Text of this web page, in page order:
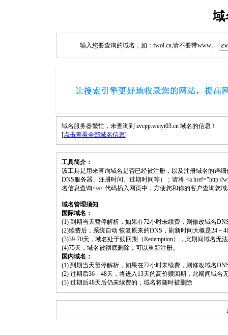
域
输入您要查询的域名，如：fwol.cn,请不要带www。
域名服务器繁忙，未查询到 zvcpp.weiyi03.cn 域名的信息！
[点击查看全部域名信息]
工具简介：
该工具是用来查询域名是否已经被注册，以及注册域名的详
DNS服务器、注册时间、过期时间等）；请将 <a href="http://
名信息查询</a> 代码插入网页中，方便您和你的客户查询您
域名管理须知
国际域名：
(1) 到期当天暂停解析，如果在72小时未续费，则修改域名
(2)续费后，系统自动 恢复原来的DNS，刷新时间大概是24－
(3)39-70天，域名处于赎回期（Redemption），此期间域名无
(4)75天，域名被彻底删除，可以重新注册。
国内域名：
(1) 到期当天暂停解析，如果在72小时未续费，则修改域名
(2) 过期后36－48天，将进入13天的高价赎回期，此期间域名
(3) 过期后48天后仍未续费的，域名将随时被删除